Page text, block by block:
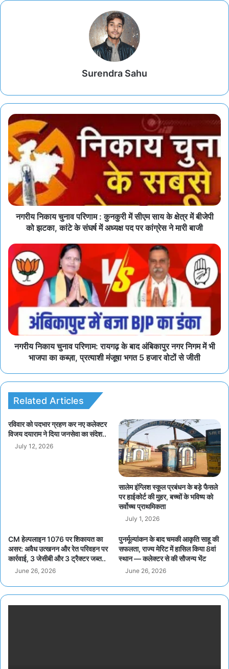
Surendra Sahu
नगरीय निकाय चुनाव परिणाम : कुनकुरी में सीएम साय के क्षेत्र में बीजेपी
को झटका, कांटे के संघर्ष में अध्यक्ष पद पर कांग्रेस ने मारी बाजी
नगरीय निकाय चुनाव परिणाम: रायगढ़ के बाद अंबिकापुर नगर निगम में भी
भाजपा का कब्ज़ा, प्रत्याशी मंजूषा भगत 5 हजार वोटों से जीती
Related Articles
रविवार को पदभार ग्रहण कर नए कलेक्टर
विजय दयाराम ने दिया जनसेवा का संदेश..
July 12, 2026
सालेम इंग्लिश स्कूल प्रबंधन के बड़े फैसले
पर हाईकोर्ट की मुहर, बच्चों के भविष्य को
सर्वोच्च प्राथमिकता
July 1, 2026
CM हेल्पलाइन 1076 पर शिकायत का
असर: अवैध उत्खनन और रेत परिवहन पर
कार्रवाई, 3 जेसीबी और 3 ट्रैक्टर जब्त..
June 26, 2026
पुनर्मूल्यांकन के बाद चमकी आकृति साहू की
सफलता, राज्य मेरिट में हासिल किया 8वां
स्थान — कलेक्टर से की सौजन्य भेंट
June 26, 2026